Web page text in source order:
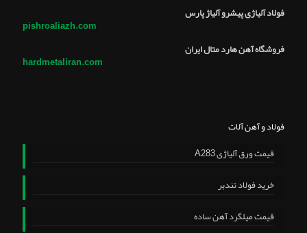
فولاد آلیاژی پیشرو آلیاژ پارس
pishroaliazh.com
فروشگاه آهن هارد متال ایران
hardmetaliran.com
فولاد و آهن آلات
قیمت ورق آلیاژی A283
خرید فولاد تندبر
قیمت میلگرد آهن ساده